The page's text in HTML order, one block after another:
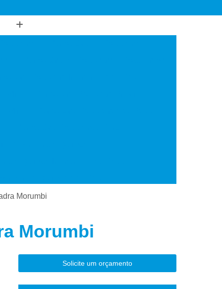
de Uso de Cocaína
de Uso de Drogas Sintéticas
de Uso de álcool
de Uso de Maconha
Morumbi
Morumbi
Solicite um orçamento